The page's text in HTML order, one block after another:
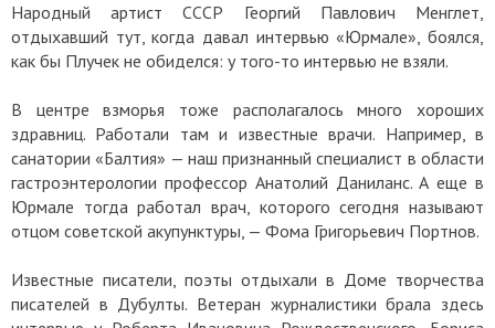
Народный артист СССР Георгий Павлович Менглет,
отдыхавший тут, когда давал интервью «Юрмале», боялся,
как бы Плучек не обиделся: у того-то интервью не взяли.
В центре взморья тоже располагалось много хороших
здравниц. Работали там и известные врачи. Например, в
санатории «Балтия» — наш признанный специалист в области
гастроэнтерологии профессор Анатолий Даниланс. А еще в
Юрмале тогда работал врач, которого сегодня называют
отцом советской акупунктуры, — Фома Григорьевич Портнов.
Известные писатели, поэты отдыхали в Доме творчества
писателей в Дубулты. Ветеран журналистики брала здесь